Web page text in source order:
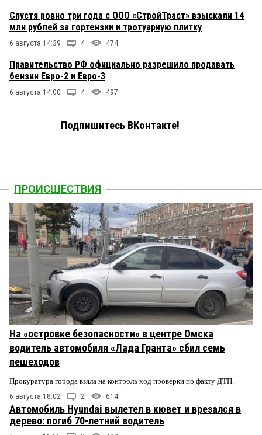
Спустя ровно три года с ООО «СтройТраст» взыскали 14
млн рублей за гортензии и тротуарную плитку
6 августа 14:39 4 474
Правительство РФ официально разрешило продавать
бензин Евро-2 и Евро-3
6 августа 14:00 4 497
Подпишитесь ВКонтакте!
ПРОИСШЕСТВИЯ
На «островке безопасности» в центре Омска
водитель автомобиля «Лада Гранта» сбил семь
пешеходов
Прокуратура города взяла на контроль ход проверки по факту ДТП.
6 августа 18:02 2 614
Автомобиль Hyundai вылетел в кювет и врезался в
дерево: погиб 70-летний водитель